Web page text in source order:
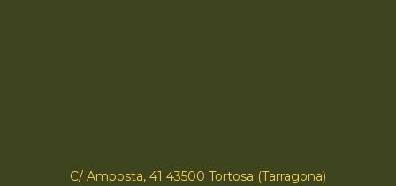
C/ Amposta, 41 43500 Tortosa (Tarragona)